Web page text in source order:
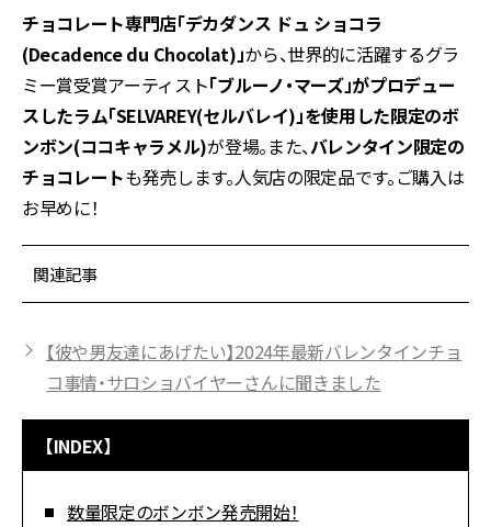
チョコレート専門店「デカダンス ドュ ショコラ
(Decadence du Chocolat)」から、世界的に活躍するグラ
ミー賞受賞アーティスト「ブルーノ・マーズ」がプロデュー
スしたラム⁠「SELVAREY(セルバレイ)」を使用した限定のボ
ンボン(ココキャラメル)が登場。また、⁠バレンタイン限定の
チョコレートも発売します。人気店の限定品です。ご購入は
お早めに！
関連記事
【彼や男友達にあげたい】2024年最新バレンタインチョ
コ事情・サロショバイヤーさんに聞きました
【INDEX】
数量限定のボンボン発売開始！